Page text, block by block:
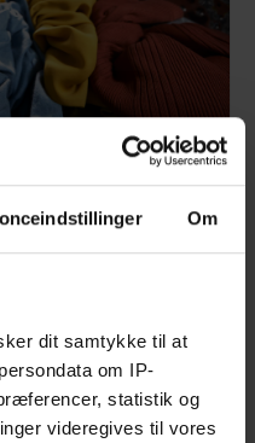
Om
dit samtykke til at
om IP-
statistik og
videregives til vores
på strømregningen. Prøv
fylde den helt op.
udstyr helt
for tv'et,
Det er et
overraskende